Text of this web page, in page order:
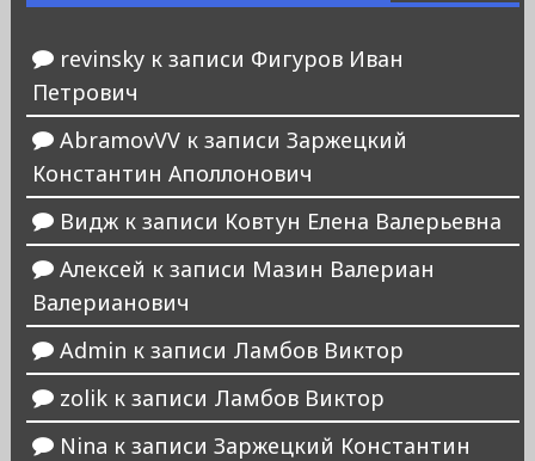
revinskyк записи Фигуров Иван
Петрович
AbramovVVк записи Заржецкий
Константин Аполлонович
Виджк записи Ковтун Елена Валерьевна
Алексей к записи Мазин Валериан
Валерианович
Admin к записи Ламбов Виктор
zolikк записи Ламбов Виктор
Nina к записи Заржецкий Константин